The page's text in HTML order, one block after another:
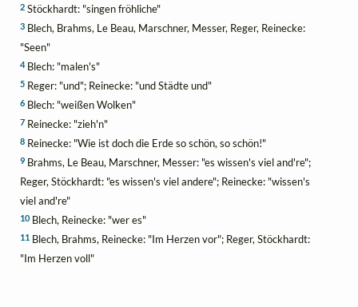
2Stöckhardt: "singen fröhliche"
3Blech, Brahms, Le Beau, Marschner, Messer, Reger, Reinecke:
"Seen"
4Blech: "malen's"
5Reger: "und"; Reinecke: "und Städte und"
6Blech: "weißen Wolken"
7Reinecke: "zieh'n"
8Reinecke: "Wie ist doch die Erde so schön, so schön!"
9Brahms, Le Beau, Marschner, Messer: "es wissen's viel and're";
Reger, Stöckhardt: "es wissen's viel andere"; Reinecke: "wissen's
viel and're"
10Blech, Reinecke: "wer es"
11Blech, Brahms, Reinecke: "Im Herzen vor"; Reger, Stöckhardt:
"Im Herzen voll"